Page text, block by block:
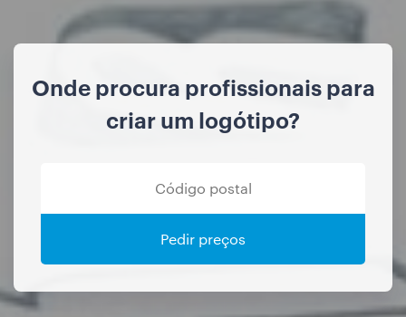
Onde procura profissionais para
criar um logótipo?
Pedir preços